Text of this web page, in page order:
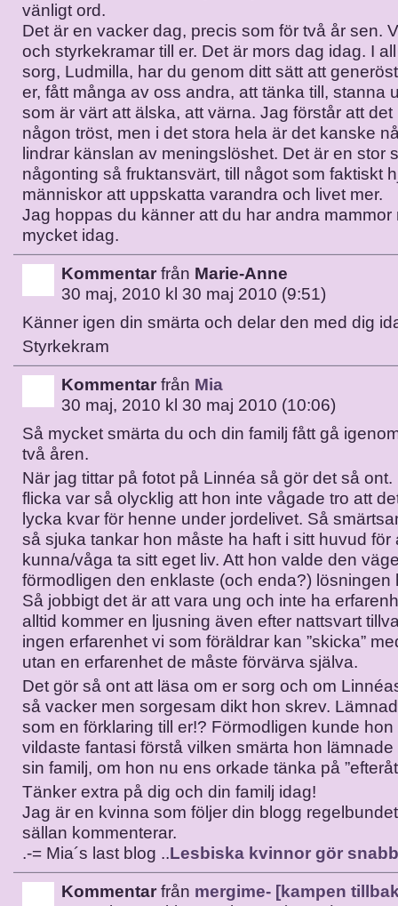
vänligt ord.
Det är en vacker dag, precis som för två år sen.
och styrkekramar till er. Det är mors dag idag. I
sorg, Ludmilla, har du genom ditt sätt att
er, fått många av oss andra, att tänka till, stanna
som är värt att älska, att värna. Jag förstår att
någon tröst, men i det stora hela är det kanske
lindrar känslan av meningslöshet. Det är en stor
någonting så fruktansvärt, till något som faktiskt
människor att uppskatta varandra och livet mer.
Jag hoppas du känner att du har andra mammor
mycket idag.
Kommentar från Marie-Anne
30 maj, 2010 kl 30 maj 2010 (9:51)
Känner igen din smärta och delar den med dig
Styrkekram
Kommentar från Mia
30 maj, 2010 kl 30 maj 2010 (10:06)
Så mycket smärta du och din familj fått gå
två åren.
När jag tittar på fotot på Linnéa så gör det så
flicka var så olycklig att hon inte vågade tro att
lycka kvar för henne under jordelivet. Så
så sjuka tankar hon måste ha haft i sitt huvud för
kunna/våga ta sitt eget liv. Att hon valde den
förmodligen den enklaste (och enda?) lösningen
Så jobbigt det är att vara ung och inte ha
alltid kommer en ljusning även efter nattsvart
ingen erfarenhet vi som föräldrar kan ”skicka”
utan en erfarenhet de måste förvärva själva.
Det gör så ont att läsa om er sorg och om
så vacker men sorgesam dikt hon skrev.
som en förklaring till er!? Förmodligen kunde hon
vildaste fantasi förstå vilken smärta hon
sin familj, om hon nu ens orkade tänka på
Tänker extra på dig och din familj idag!
Jag är en kvinna som följer din blogg
sällan kommenterar.
.-= Mia´s last blog ..Lesbiska kvinnor gör
Kommentar från mergime- [kampen